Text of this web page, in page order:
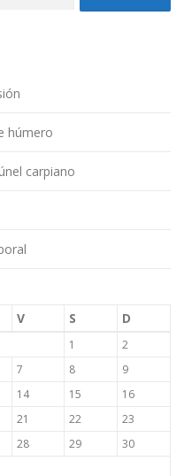
húmero
carpiano
V S D
1
2
7 8
9
14 15
16
21 22
23
28 29
30